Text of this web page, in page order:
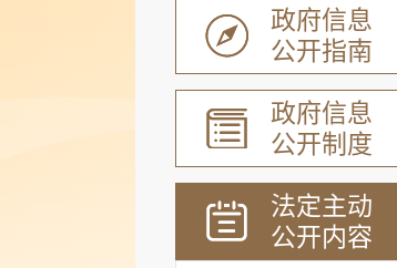
政府信息
公开指南
政府信息
公开制度
法定主动
公开内容